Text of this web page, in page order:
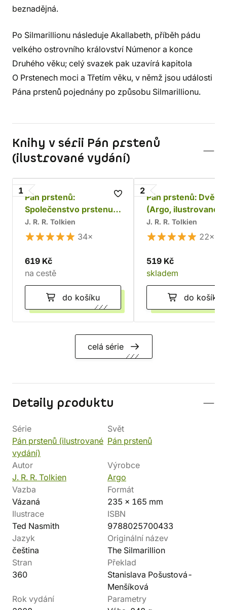
beznadějná.
Po Silmarillionu následuje Akallabeth, příběh pádu
velkého ostrovního království Númenor a konce
Druhého věku; celý svazek pak uzavírá kapitola
O Prstenech moci a Třetím věku, v němž jsou události
Pána prstenů pojednány po způsobu Silmarillionu.
Knihy v sérii Pán prstenů
(ilustrované vydání)
1
Pán prstenů:
Společenstvo prstenu
(Argo, ilustrované
vydání)
J. R. R. Tolkien
34×
619 Kč
na cestě
do košíku
2
Pán prstenů: Dvě
(Argo, ilustrované
vydání)
J. R. R. Tolkien
22×
519 Kč
skladem
do košíku
celá série
Detaily produktu
Série
Pán prstenů (ilustrované
vydání)
Svět
Pán prstenů
Autor
J. R. R. Tolkien
Výrobce
Argo
Vazba
Vázaná
Formát
235 x 165 mm
Ilustrace
Ted Nasmith
ISBN
9788025700433
Jazyk
čeština
Originální název
The Silmarillion
Stran
360
Překlad
Stanislava Pošustová-
Menšíková
Rok vydání
Parametry